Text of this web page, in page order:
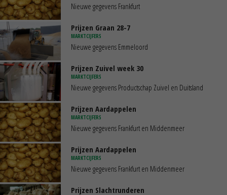
Nieuwe gegevens Frankfurt
Prijzen Graan 28-7
MARKTCIJFERS
Nieuwe gegevens Emmeloord
Prijzen Zuivel week 30
MARKTCIJFERS
Nieuwe gegevens Productschap Zuivel en Duitsland
Prijzen Aardappelen
MARKTCIJFERS
Nieuwe gegevens Frankfurt en Middenmeer
Prijzen Aardappelen
MARKTCIJFERS
Nieuwe gegevens Frankfurt en Middenmeer
Prijzen Slachtrunderen